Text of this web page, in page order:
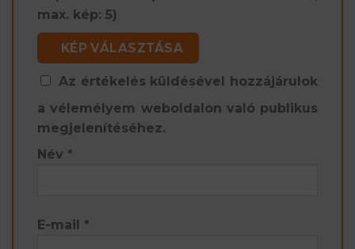
max. kép: 5)
KÉP VÁLASZTÁSA
Az értékelés küldésével hozzájárulok
a vélemélyem weboldalon való publikus
megjelenítéséhez.
Név *
E-mail *